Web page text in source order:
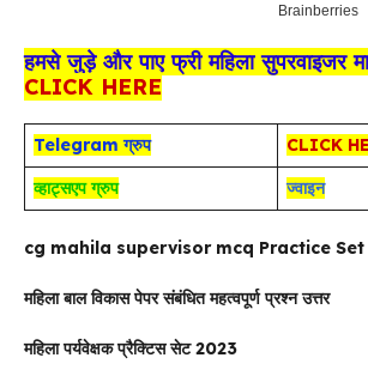
हमसे जुड़े और पाए फ्री महिला सुपरवाइजर
CLICK HERE
Telegram ग्रुप
CLICK
व्हाट्सएप ग्रुप
ज्वाइन
cg mahila supervisor mcq Practice Set
महिला बाल विकास पेपर संबंधित महत्वपूर्ण प्रश्न उत्तर
महिला पर्यवेक्षक प्रैक्टिस सेट 2023